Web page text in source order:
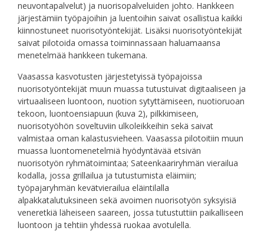
neuvontapalvelut) ja nuorisopalveluiden johto. Hankkeen
järjestämiin työpajoihin ja luentoihin saivat osallistua kaikki
kiinnostuneet nuorisotyöntekijät. Lisäksi nuorisotyöntekijät
saivat pilotoida omassa toiminnassaan haluamaansa
menetelmää hankkeen tukemana.
Vaasassa kasvotusten järjestetyissä työpajoissa
nuorisotyöntekijät muun muassa tutustuivat digitaaliseen ja
virtuaaliseen luontoon, nuotion sytyttämiseen, nuotioruoan
tekoon, luontoensiapuun (kuva 2), pilkkimiseen,
nuorisotyöhön soveltuviin ulkoleikkeihin sekä saivat
valmistaa oman kalastusvieheen. Vaasassa pilotoitiin muun
muassa luontomenetelmiä hyödyntävää etsivän
nuorisotyön ryhmätoimintaa; Sateenkaariryhmän vierailua
kodalla, jossa grillailua ja tutustumista eläimiin;
työpajaryhmän kevätvierailua eläintilalla
alpakkatalutuksineen sekä avoimen nuorisotyön syksyisiä
veneretkiä läheiseen saareen, jossa tutustuttiin paikalliseen
luontoon ja tehtiin yhdessä ruokaa avotulella.